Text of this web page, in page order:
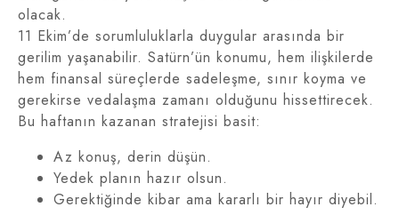
olacak.
11 Ekim’de sorumluluklarla duygular arasında bir
gerilim yaşanabilir. Satürn’ün konumu, hem ilişkilerde
hem finansal süreçlerde sadeleşme, sınır koyma ve
gerekirse vedalaşma zamanı olduğunu hissettirecek.
Bu haftanın kazanan stratejisi basit:
Az konuş, derin düşün.
Yedek planın hazır olsun.
Gerektiğinde kibar ama kararlı bir hayır diyebil.